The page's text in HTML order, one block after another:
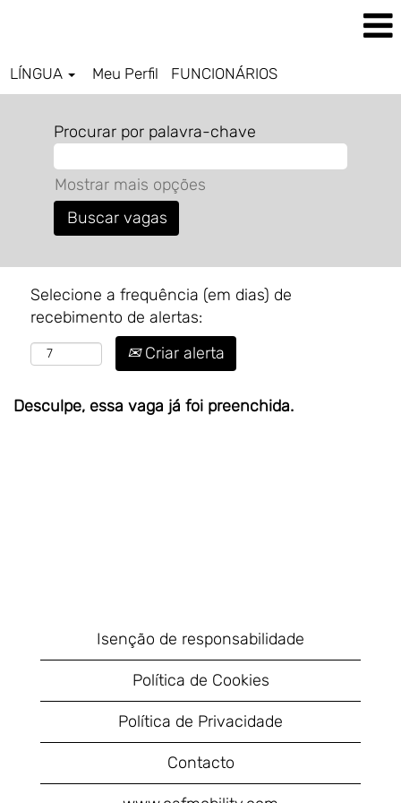
LÍNGUA Meu Perfil FUNCIONÁRIOS
Procurar por palavra-chave
Mostrar mais opções
Selecione a frequência (em dias) de
recebimento de alertas:
Criar alerta
Desculpe, essa vaga já foi preenchida.
Isenção de responsabilidade
Política de Cookies
Política de Privacidade
Contacto